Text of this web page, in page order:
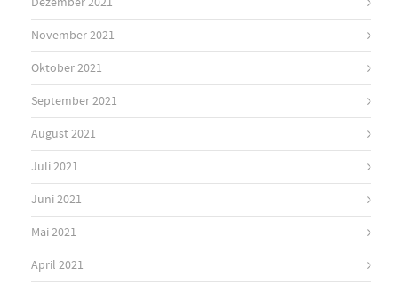
November 2021
Oktober 2021
September 2021
August 2021
Juli 2021
Juni 2021
Mai 2021
April 2021